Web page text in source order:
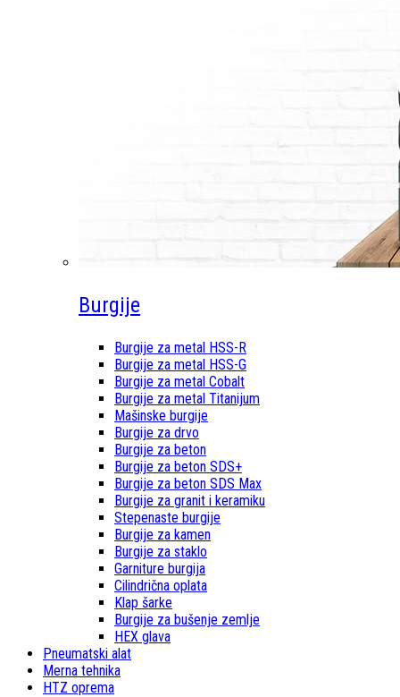
Burgije
Burgije za metal HSS-R
Burgije za metal HSS-G
Burgije za metal Cobalt
Burgije za metal Titanijum
Mašinske burgije
Burgije za drvo
Burgije za beton
Burgije za beton SDS+
Burgije za beton SDS Max
Burgije za granit i keramiku
Stepenaste burgije
Burgije za kamen
Burgije za staklo
Garniture burgija
Cilindrična oplata
Klap šarke
Burgije za bušenje zemlje
HEX glava
Pneumatski alat
Merna tehnika
HTZ oprema